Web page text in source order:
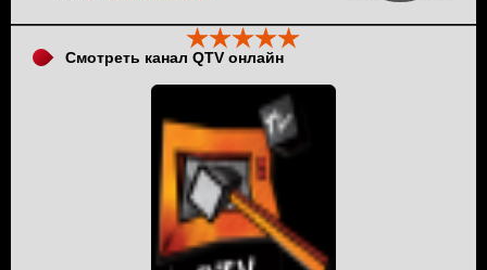
Смотреть канал QTV онлайн